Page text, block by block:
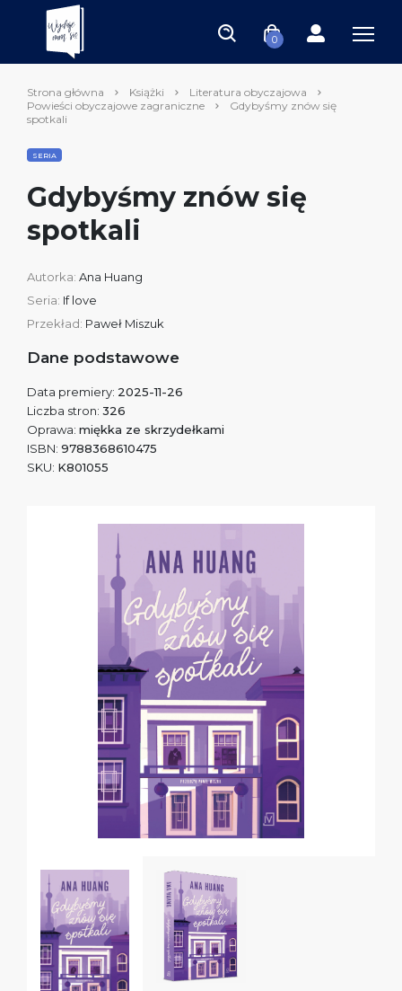
0
Strona główna Książki
Literatura obyczajowa
Powieści obyczajowe zagraniczne
Gdybyśmy znów się
spotkali
SERIA
Gdybyśmy znów się
spotkali
Autorka: Ana Huang
Seria: If love
Przekład: Paweł Miszuk
Dane podstawowe
Data premiery: 2025-11-26
Liczba stron: 326
Oprawa: miękka ze skrzydełkami
ISBN: 9788368610475
SKU: K801055